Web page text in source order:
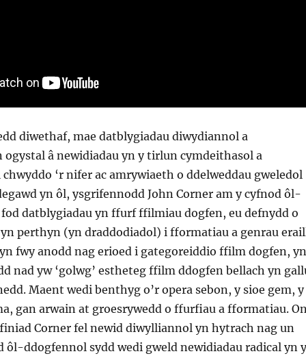
diwethaf, mae datblygiadau diwydiannol a
â newidiadau yn y tirlun cymdeithasol a
‘r nifer ac amrywiaeth o ddelweddau gweledol
yn ôl, ysgrifennodd John Corner am y cyfnod ôl-
datblygiadau yn ffurf ffilmiau dogfen, eu defnydd o
yn perthyn (yn draddodiadol) i fformatiau a genrau
fwy anodd nag erioed i gategoreiddio ffilm dogfen, yn
nad yw ‘golwg’ estheteg ffilm ddogfen bellach yn
Maent wedi benthyg o’r opera sebon, y sioe gem, y
gan arwain at groesrywedd o ffurfiau a fformatiau.
Corner fel newid diwylliannol yn hytrach nag un
ôl-ddogfennol sydd wedi gweld newidiadau radical yn y